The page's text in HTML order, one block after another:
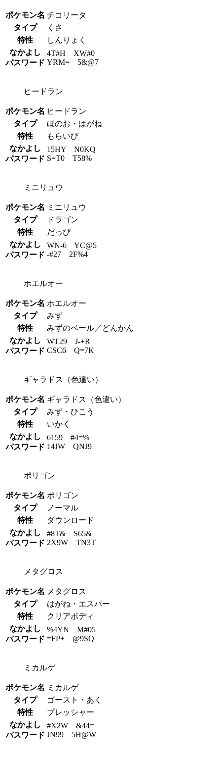
ポケモン名 チコリータ
タイプ
くさ
特性
しんりょく
なかよし
パスワード
4T#H XW#0
YRM= 5&@7
ヒードラン
ポケモン名 ヒードラン
タイプ
ほのお・はがね
特性
もらいび
なかよし
パスワード
15HY N0KQ
S=T0 T58%
ミニリュウ
ポケモン名 ミニリュウ
タイプ
ドラゴン
特性
だっぴ
なかよし
パスワード
WN-6 YC@5
-#27 2F%4
ホエルオー
ポケモン名 ホエルオー
タイプ
みず
特性
みずのベール／どんかん
なかよし
パスワード
WT29 J-+R
CSC6 Q=7K
ギャラドス（色違い）
ポケモン名 ギャラドス（色違い）
タイプ
みず・ひこう
特性
いかく
なかよし
パスワード
6159 #4=%
14JW QNJ9
ポリゴン
ポケモン名 ポリゴン
タイプ
ノーマル
特性
ダウンロード
なかよし
パスワード
#8T& S65&
2X9W TN3T
メタグロス
ポケモン名 メタグロス
タイプ
はがね・エスパー
特性
クリアボディ
なかよし
パスワード
%4YN M#05
=FP+ @9SQ
ミカルゲ
ポケモン名 ミカルゲ
タイプ
ゴースト・あく
特性
プレッシャー
なかよし
パスワード
#X2W &44=
JN99 5H@W